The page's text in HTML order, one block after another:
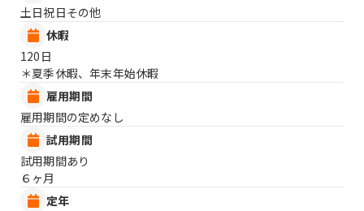
土日祝日その他
休暇
120日
＊夏季休暇、年末年始休暇
雇用期間
雇用期間の定めなし
試用期間
試用期間あり
６ヶ月
定年